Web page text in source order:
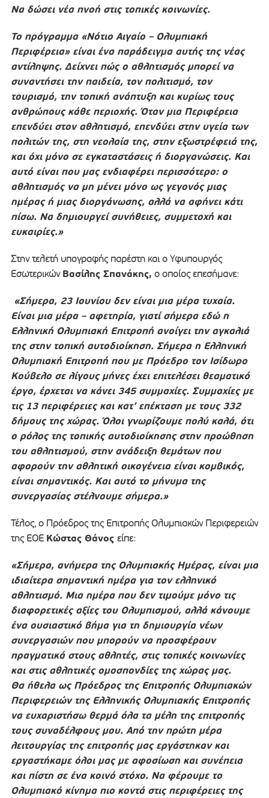
Να δώσει νέα πνοή στις τοπικές κοινωνίες.
Το πρόγραμμα «Νότιο Αιγαίο – Ολυμπιακή
Περιφέρεια» είναι ένα παράδειγμα αυτής της νέας
αντίληψης. Δείχνει πώς ο αθλητισμός μπορεί να
συναντήσει την παιδεία, τον πολιτισμό, τον
τουρισμό, την τοπική ανάπτυξη και κυρίως τους
ανθρώπους κάθε περιοχής. Όταν μια Περιφέρεια
επενδύει στον αθλητισμό, επενδύει στην υγεία των
πολιτών της, στη νεολαία της, στην εξωστρέφειά της,
και όχι μόνο σε εγκαταστάσεις ή διοργανώσεις. Και
αυτό είναι που μας ενδιαφέρει περισσότερο: ο
αθλητισμός να μη μένει μόνο ως γεγονός μιας
ημέρας ή μιας διοργάνωσης, αλλά να αφήνει κάτι
πίσω. Να δημιουργεί συνήθειες, συμμετοχή και
ευκαιρίες.»
Στην τελετή υπογραφής παρέστη και ο Υφυπουργός
Εσωτερικών Βασίλης Σπανάκης, ο οποίος επεσήμανε:
«Σήμερα, 23 Ιουνίου δεν είναι μια μέρα τυχαία.
Είναι μια μέρα – αφετηρία, γιατί σήμερα εδώ η
Ελληνική Ολυμπιακή Επιτροπή ανοίγει την αγκαλιά
της στην τοπική αυτοδιοίκηση. Σήμερα η Ελληνική
Ολυμπιακή Επιτροπή που με Πρόεδρο τον Ισίδωρο
Κούβελο σε λίγους μήνες έχει επιτελέσει θεαματικό
έργο, έρχεται να κάνει 345 συμμαχίες. Συμμαχίες με
τις 13 περιφέρειες και κατ’ επέκταση με τους 332
δήμους της χώρας. Όλοι γνωρίζουμε πολύ καλά, ότι
ο ρόλος της τοπικής αυτοδιοίκησης στην προώθηση
του αθλητισμού, στην ανάδειξη θεμάτων που
αφορούν την αθλητική οικογένεια είναι κομβικός,
είναι σημαντικός. Και αυτό το μήνυμα της
συνεργασίας στέλνουμε σήμερα.»
Τέλος, ο Πρόεδρος της Επιτροπής Ολυμπιακών Περιφερειών
της ΕΟΕ Κώστας Θάνος είπε:
«Σήμερα, ανήμερα της Ολυμπιακής Ημέρας, είναι μια
ιδιαίτερα σημαντική ημέρα για τον ελληνικό
αθλητισμό. Μια ημέρα που δεν τιμούμε μόνο τις
διαφορετικές αξίες του Ολυμπισμού, αλλά κάνουμε
ένα ουσιαστικό βήμα για τη δημιουργία νέων
συνεργασιών που μπορούν να προσφέρουν
πραγματικά στους αθλητές, στις τοπικές κοινωνίες
και στις αθλητικές ομοσπονδίες της χώρας μας.
Θα ήθελα ως Πρόεδρος της Επιτροπής Ολυμπιακών
Περιφερειών της Ελληνικής Ολυμπιακής Επιτροπής
να ευχαριστήσω θερμά όλα τα μέλη της επιτροπής
τους συναδέλφους μου. Από την πρώτη μέρα
λειτουργίας της επιτροπής μας εργάστηκαν και
εργαστήκαμε όλοι μας με αφοσίωση και συνέπεια
και πίστη σε ένα κοινό στόχο. Να φέρουμε το
Ολυμπιακό κίνημα πιο κοντά στις περιφέρειες της